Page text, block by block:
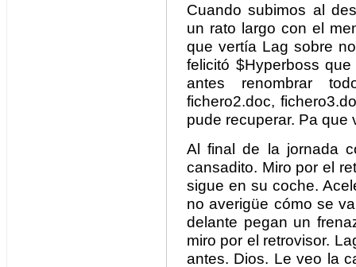
Cuando subimos al
un rato largo con el
que vertía Lag sobre
felicitó $Hyperboss
antes renombrar
fichero2.doc,
pude recuperar. Pa que
Al final de la jornada
cansadito. Miro por el
sigue en su coche.
no averigüe cómo se
delante pegan un
miro por el retrovisor.
antes. Dios. Le veo la